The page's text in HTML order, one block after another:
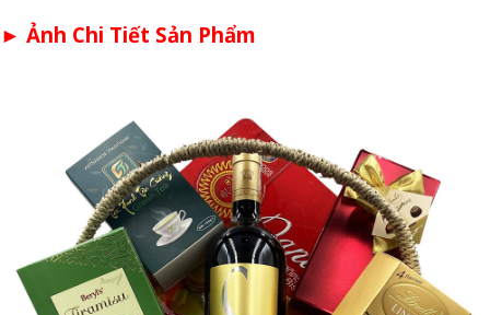
► Ảnh Chi Tiết Sản Phẩm